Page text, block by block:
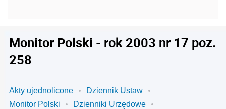
Monitor Polski - rok 2003 nr 17 poz.
258
Akty ujednolicone
Dziennik Ustaw
Monitor Polski
Dzienniki Urzędowe